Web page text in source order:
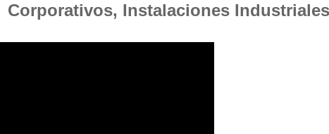
Corporativos, Instalaciones